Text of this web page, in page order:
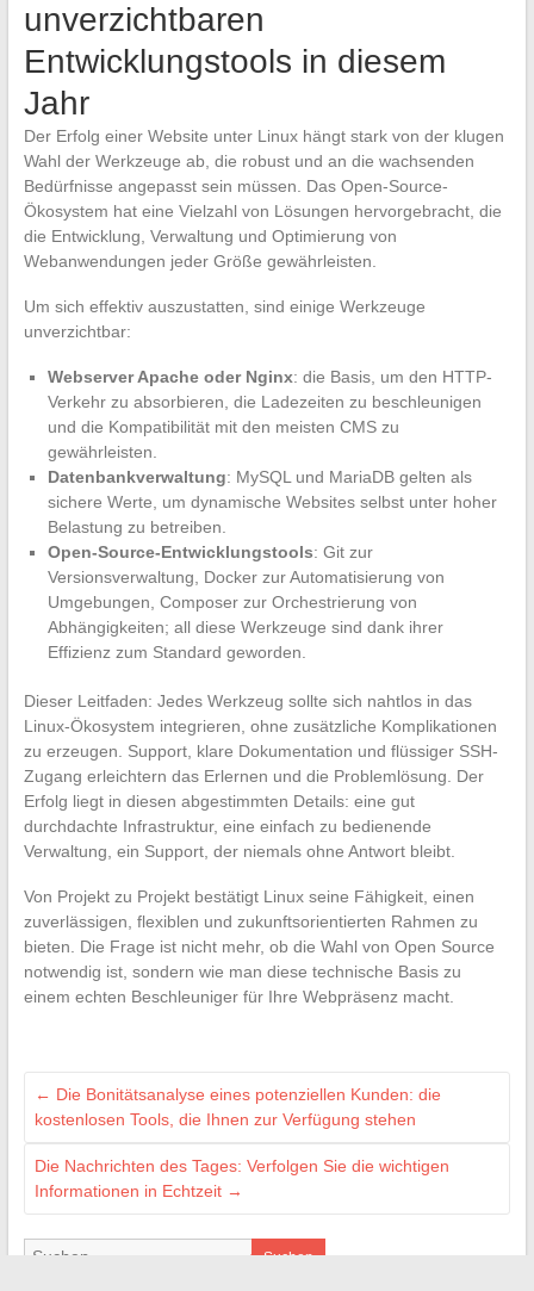
unverzichtbaren
Entwicklungstools in diesem
Jahr
Der Erfolg einer Website unter Linux hängt stark von der klugen
Wahl der Werkzeuge ab, die robust und an die wachsenden
Bedürfnisse angepasst sein müssen. Das Open-Source-
Ökosystem hat eine Vielzahl von Lösungen hervorgebracht, die
die Entwicklung, Verwaltung und Optimierung von
Webanwendungen jeder Größe gewährleisten.
Um sich effektiv auszustatten, sind einige Werkzeuge
unverzichtbar:
Webserver Apache oder Nginx: die Basis, um den HTTP-
Verkehr zu absorbieren, die Ladezeiten zu beschleunigen
und die Kompatibilität mit den meisten CMS zu
gewährleisten.
Datenbankverwaltung: MySQL und MariaDB gelten als
sichere Werte, um dynamische Websites selbst unter hoher
Belastung zu betreiben.
Open-Source-Entwicklungstools: Git zur
Versionsverwaltung, Docker zur Automatisierung von
Umgebungen, Composer zur Orchestrierung von
Abhängigkeiten; all diese Werkzeuge sind dank ihrer
Effizienz zum Standard geworden.
Dieser Leitfaden: Jedes Werkzeug sollte sich nahtlos in das
Linux-Ökosystem integrieren, ohne zusätzliche Komplikationen
zu erzeugen. Support, klare Dokumentation und flüssiger SSH-
Zugang erleichtern das Erlernen und die Problemlösung. Der
Erfolg liegt in diesen abgestimmten Details: eine gut
durchdachte Infrastruktur, eine einfach zu bedienende
Verwaltung, ein Support, der niemals ohne Antwort bleibt.
Von Projekt zu Projekt bestätigt Linux seine Fähigkeit, einen
zuverlässigen, flexiblen und zukunftsorientierten Rahmen zu
bieten. Die Frage ist nicht mehr, ob die Wahl von Open Source
notwendig ist, sondern wie man diese technische Basis zu
einem echten Beschleuniger für Ihre Webpräsenz macht.
← Die Bonitätsanalyse eines potenziellen Kunden: die
kostenlosen Tools, die Ihnen zur Verfügung stehen
Die Nachrichten des Tages: Verfolgen Sie die wichtigen
Informationen in Echtzeit →
Suchen